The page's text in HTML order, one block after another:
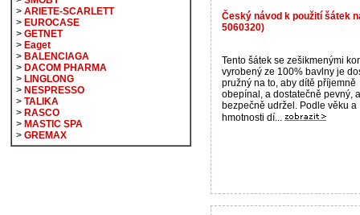
Český návod k použití šátek
5060320)
Tento šátek se zešikmenými
vyrobený ze 100% bavlny je
pružný na to, aby dítě příjemně
obepínal, a dostatečně pevný,
bezpečně udržel. Podle věku a
hmotnosti dí...
> ARIETE-SCARLETT
> EUROCASE
> GETNET
> Eaget
> BALENCIAGA
> DACOM PHARMA
> LINGLONG
> NESPRESSO
> TALIKA
> RASCO
> MASTIC SPA
> GREMAX